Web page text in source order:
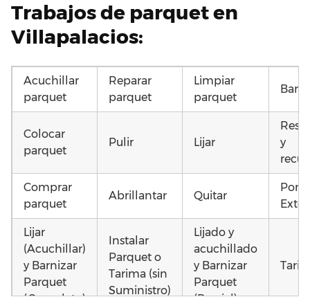
Trabajos de parquet en
Villapalacios:
Acuchillar
parquet
Reparar
parquet
Limpiar
parquet
Colocar
parquet
Pulir Lijar
y
Comprar
parquet
Abrillantar Quitar
Lijar
(Acuchillar)
y Barnizar
Parquet
(Completo)
Instalar
Parquet o
Tarima (sin
Suministro)
Lijado y
acuchillado
y Barnizar
Parquet
(Parcial)